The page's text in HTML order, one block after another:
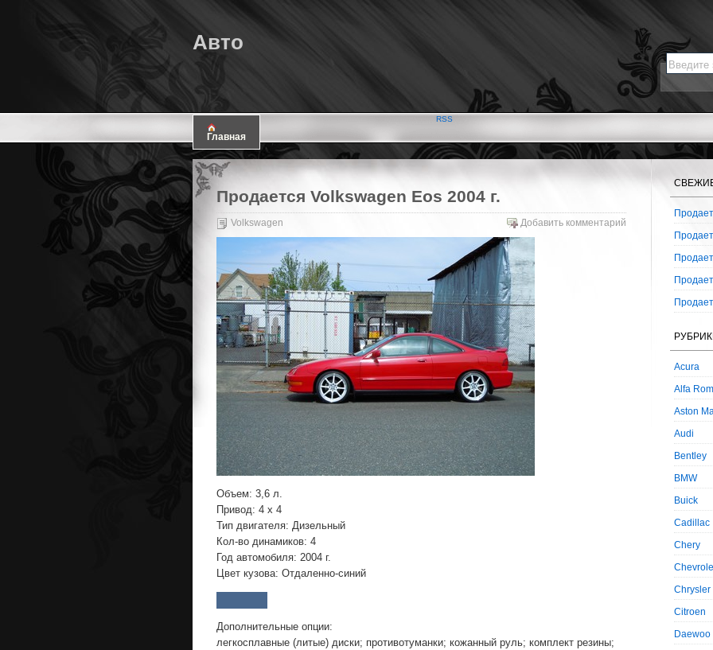
Авто
RSS
Главная
Продается Volkswagen Eos 2004 г.
Volkswagen Добавить комментарий
Объем: 3,6 л.
Привод: 4 x 4
Тип двигателя: Дизельный
Кол-во динамиков: 4
Год автомобиля: 2004 г.
Цвет кузова: Отдаленно-синий
Дополнительные опции:
легкосплавные (литые) диски; противотуманки; кожанный руль; комплект резины;
Acura
Alfa
Aston
Audi
Bentley
BMW
Buick
Cadillac
Chery
Chrysler
Citroen
Daewoo